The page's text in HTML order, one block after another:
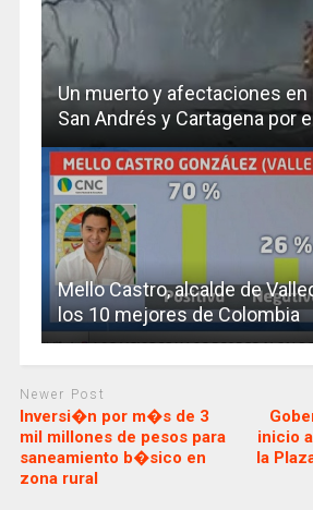
Un muerto y afectaciones en
San Andrés y Cartagena por
Mello Castro, alcalde de
los 10 mejores de Colombia
Newer Post
Inversi�n por m�s de 3
mil millones de pesos para
saneamiento b�sico en
zona rural
inicio
la